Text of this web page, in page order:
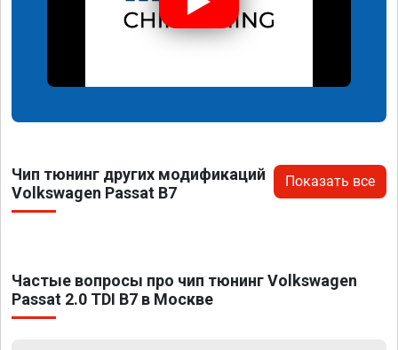
Чип тюнинг других модификаций
Volkswagen Passat B7
Показать все
Частые вопросы про чип тюнинг Volkswagen
Passat 2.0 TDI B7 в Москве